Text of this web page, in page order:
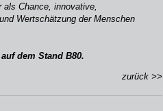
Chance, innovative,
Wertschätzung der Menschen
dem Stand B80.
zurück >>